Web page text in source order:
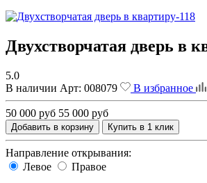
Двухстворчатая дверь в
5.0
В наличии Арт: 008079 В избранное
50 000 руб 55 000 руб
Добавить в корзину Купить в 1 клик
Направление открывания:
Левое
Правое